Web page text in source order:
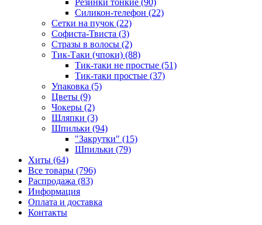
Силикон-телефон (22)
Сетки на пучок (22)
Софиста-Твиста (3)
Стразы в волосы (2)
Тик-Таки (чпоки) (88)
Тик-таки не простые (51)
Тик-таки простые (37)
Упаковка (5)
Цветы (9)
Чокеры (2)
Шляпки (3)
Шпильки (94)
"Закрутки" (15)
Шпильки (79)
Хиты (64)
Все товары (796)
Распродажа (83)
Информация
Оплата и доставка
Контакты